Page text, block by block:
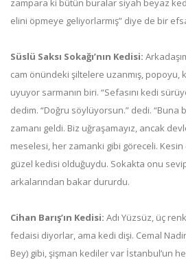
elini öpmeye geliyorlarmış” diye de bir
Süslü Saksı Sokağı’nın Kedisi:
cam önündeki şiltelere uzanmış, popoyu,
uyuyor sarmanın biri. “Sefasını kedi
dedim. “Doğru söylüyorsun.” dedi. “Buna
zamanı geldi. Biz uğraşamayız, ancak
meselesi, her zamanki gibi göreceli. Kesin
güzel kedisi olduğuydu. Sokakta onu
arkalarından bakar dururdu.
Cihan Barış’ın Kedisi: Adı Yüzsüz, üç
fedaisi diyorlar, ama kedi dişi. Cemal
Bey) gibi, şişman kediler var İstanbul’un